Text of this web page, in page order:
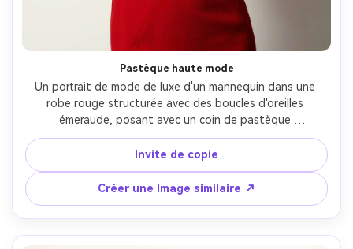
Pastèque haute mode
Un portrait de mode de luxe d'un mannequin dans une
robe rouge structurée avec des boucles d'oreilles
émeraude, posant avec un coin de pastèque
parfaitement coupé comme un accessoire audacieux,
studio minimaliste en blanc cassé, lumière clé dramatique
et remplissage doux, tiré sur la Phase un 110mm, cadre
demi-corps, détail tissu couture ultra-tranchant,
couverture de magazine brillante classement de couleur,
photoréaliste- -ar 4:5
Invite de copie
Créer une Image similaire ↗